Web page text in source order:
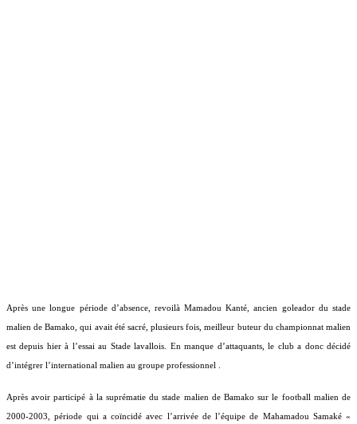
Après une longue période d’absence, revoilà Mamadou Kanté, ancien goleador du stade
malien de Bamako, qui avait été sacré, plusieurs fois, meilleur buteur du championnat malien
est depuis hier à l’essai au Stade lavallois. En manque d’attaquants, le club a donc décidé
d’intégrer l’international malien au groupe professionnel .
Après avoir participé à la suprématie du stade malien de Bamako sur le football malien de
2000-2003, période qui a coïncidé avec l’arrivée de l’équipe de Mahamadou Samaké «